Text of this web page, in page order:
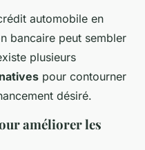
automobile en
bancaire peut sembler
plusieurs
pour contourner
désiré.
améliorer les